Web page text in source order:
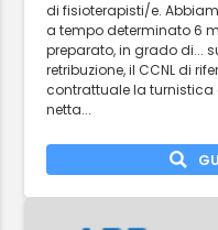
di fisioterapisti/e.
a tempo determinato 6
preparato, in grado di...
retribuzione, il CCNL di
contrattuale la turnistica
netta...